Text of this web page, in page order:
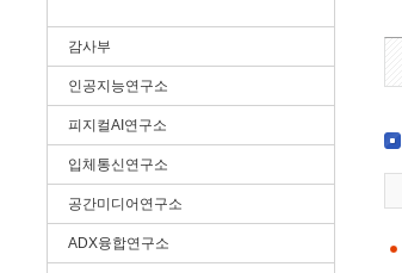
감사부
인공지능연구소
피지컬AI연구소
입체통신연구소
공간미디어연구소
ADX융합연구소